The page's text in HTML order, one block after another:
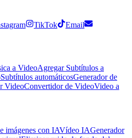
TikTok
Email
a VideoAgregar Subtítulos a
Subtítulos automáticosGenerador de
VideoConvertidor de VideoVideo a
imágenes con IAVídeo IAGenerador